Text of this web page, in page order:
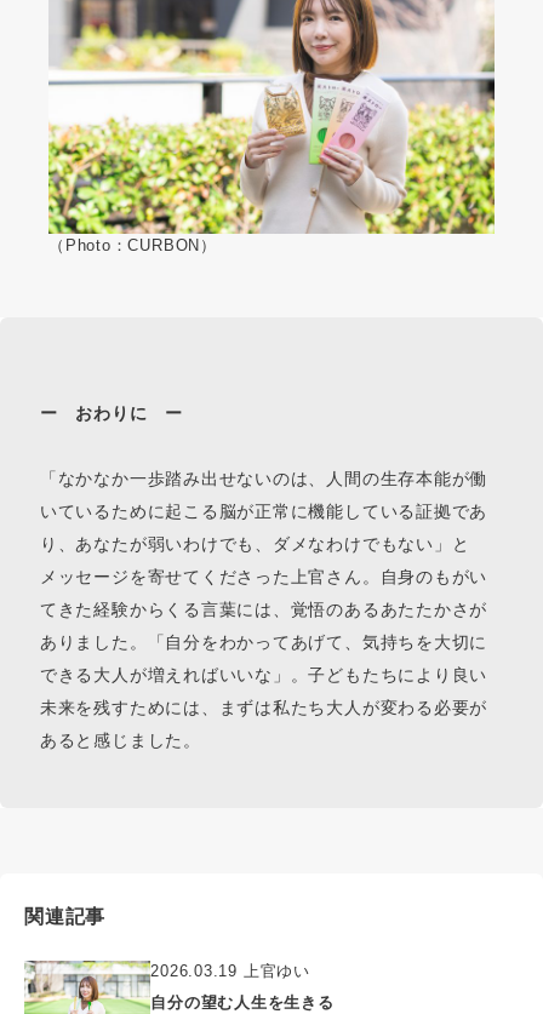
（Photo：CURBON）
ー おわりに ー
「なかなか一歩踏み出せないのは、人間の生存本能が働
いているために起こる脳が正常に機能している証拠であ
り、あなたが弱いわけでも、ダメなわけでもない」と
メッセージを寄せてくださった上官さん。自身のもがい
てきた経験からくる言葉には、覚悟のあるあたたかさが
ありました。「自分をわかってあげて、気持ちを大切に
できる大人が増えればいいな」。子どもたちにより良い
未来を残すためには、まずは私たち大人が変わる必要が
あると感じました。
関連記事
2026.03.19 上官ゆい
自分の望む人生を生きる